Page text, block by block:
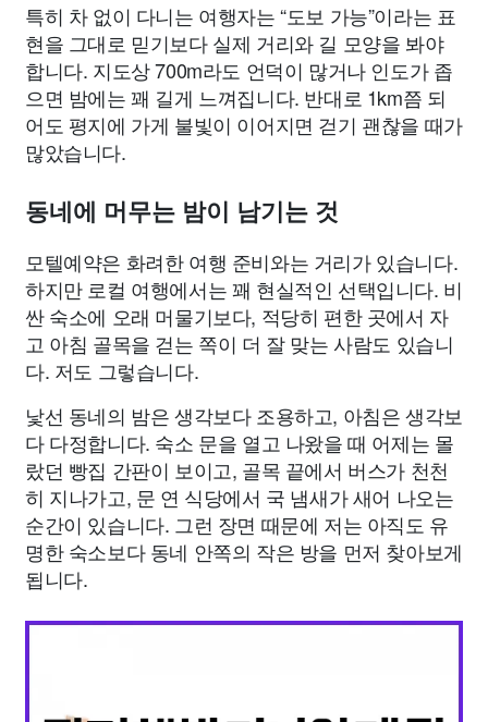
특히 차 없이 다니는 여행자는 “도보 가능”이라는 표
현을 그대로 믿기보다 실제 거리와 길 모양을 봐야
합니다. 지도상 700m라도 언덕이 많거나 인도가 좁
으면 밤에는 꽤 길게 느껴집니다. 반대로 1km쯤 되
어도 평지에 가게 불빛이 이어지면 걷기 괜찮을 때가
많았습니다.
동네에 머무는 밤이 남기는 것
모텔예약은 화려한 여행 준비와는 거리가 있습니다.
하지만 로컬 여행에서는 꽤 현실적인 선택입니다. 비
싼 숙소에 오래 머물기보다, 적당히 편한 곳에서 자
고 아침 골목을 걷는 쪽이 더 잘 맞는 사람도 있습니
다. 저도 그렇습니다.
낯선 동네의 밤은 생각보다 조용하고, 아침은 생각보
다 다정합니다. 숙소 문을 열고 나왔을 때 어제는 몰
랐던 빵집 간판이 보이고, 골목 끝에서 버스가 천천
히 지나가고, 문 연 식당에서 국 냄새가 새어 나오는
순간이 있습니다. 그런 장면 때문에 저는 아직도 유
명한 숙소보다 동네 안쪽의 작은 방을 먼저 찾아보게
됩니다.